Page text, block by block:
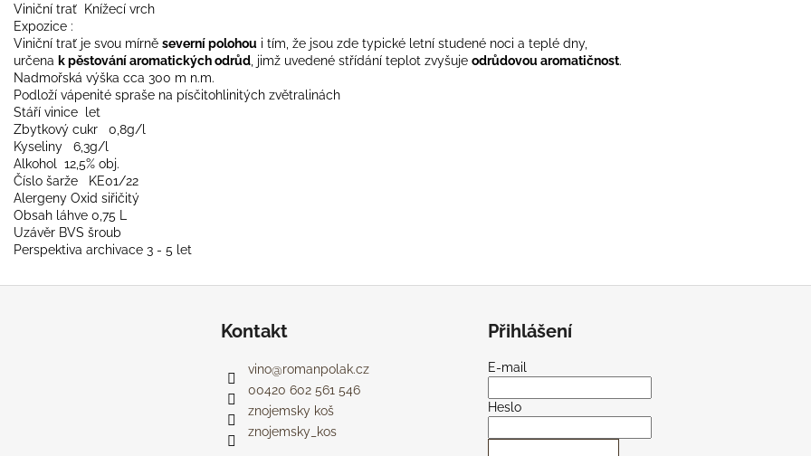
Viniční trať Knížecí vrch
Expozice :
Viniční trať je svou mírně severní polohou i tím, že jsou zde typické letní studené noci a teplé dny,
určena k pěstování aromatických odrůd , jimž uvedené střídání teplot zvyšuje odrůdovou aromatičnost.
Nadmořská výška cca 300 m n.m.
Podloží vápenité spraše na písčitohlinitých zvětralinách
Stáří vinice let
Zbytkový cukr 0,8g/l
Kyseliny 6,3g/l
Alkohol 12,5% obj.
Číslo šarže KE01/22
Alergeny Oxid siřičitý
Obsah láhve 0,75 L
Uzávěr BVS šroub
Perspektiva archivace 3 - 5 let
Kontakt
vino@romanpolak.cz
00420 602 561 546
znojemsky koš
znojemsky_kos
Přihlášení
E-mail
Heslo